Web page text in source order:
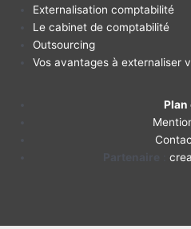
Externalisation comptabilité
Le cabinet de comptabilité
Outsourcing
Vos avantages à externaliser
Plan
: